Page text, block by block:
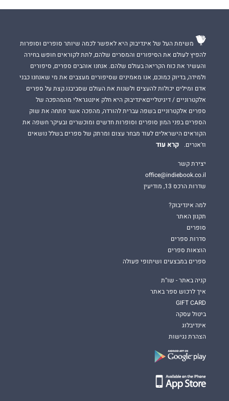
משימת העל של אינדיבוק היא לאפשר לכמה שיותר סופרים וסופרות
להפיץ לעולם את הסיפורים והמסרים שלהם, לתת לקוראים חופש בחירה
והעשיר את כוח הקריאה בעולם שלהם. אנחנו אוהבים ספרים, סיפורים
ולמידה, בדיוק כמוכם, אנו מאמינים שסיפורים מעצבים את מי שאנחנו כבני
אדם ומילים יכולות להעצים ולשנות את העולם שסביבנו.קצת על ספרים
אלקטרוניים / דיגיטלייםאינדיבוק היא חלק אינטגראלי מהמהפכה של
ספרים אלקטרוניים בשפה עברית להורדה, מהפכה אשר פתחה את שוק
הספרים בפני המון סופרים וסופרות חדשים ומוכשרים ובעיקר חשפה את
הקוראים הישראלים לעוד מבחר עצום ומרתק של ספרים בשלל נושאים
וז'אנרים.
קרא עוד
יצירת קשר
office@indiebook.co.il
שדרות הרכס 13, מודיעין
למה אינדיבוק?
תקנון האתר
סופרים
סדרות ספרים
הוצאות ספרים
ספרים במבצעים ושיתופי פעולה
קניה באתר - שו"ת
איך לרכוש ספר באתר
GIFT CARD
ביטול עסקה
אינדיבלוג
הצהרת נגישות